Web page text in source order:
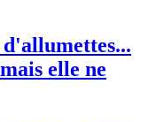
elle ne